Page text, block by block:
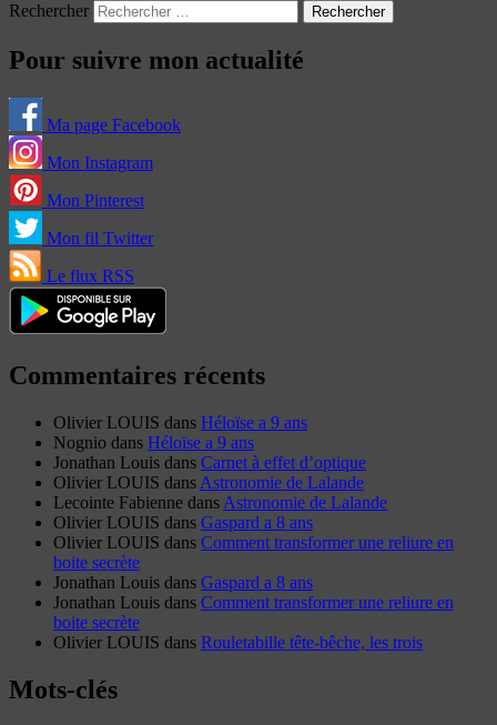
Rechercher
Pour suivre mon actualité
Ma page Facebook
Mon Instagram
Mon Pinterest
Mon fil Twitter
Le flux RSS
Commentaires récents
Olivier LOUIS dans Héloïse a 9 ans
Nognio dans Héloïse a 9 ans
Jonathan Louis dans Carnet à effet d’optique
Olivier LOUIS dans Astronomie de Lalande
Lecointe Fabienne dans Astronomie de Lalande
Olivier LOUIS dans Gaspard a 8 ans
Olivier LOUIS dans Comment transformer une reliure en
boite secrète
Jonathan Louis dans Gaspard a 8 ans
Jonathan Louis dans Comment transformer une reliure en
boite secrète
Olivier LOUIS dans Rouletabille tête-bêche, les trois
Mots-clés